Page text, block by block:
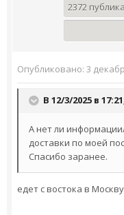
2372
Опубликовано: 3
В 12/3/2025 в
А нет ли
доставки по моей
Спасибо заранее.
едет с востока в